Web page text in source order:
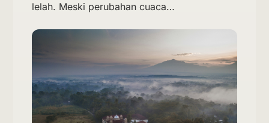
lelah. Meski perubahan cuaca…